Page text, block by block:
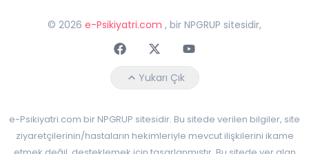
© 2026 e-Psikiyatri.com , bir NPGRUP sitesidir,
FaceebokTwitterYoutube
Yukarı Çık
e-Psikiyatri.com bir NPGRUP sitesidir. Bu sitede verilen bilgiler, site
ziyaretçilerinin/hastaların hekimleriyle mevcut ilişkilerini ikame